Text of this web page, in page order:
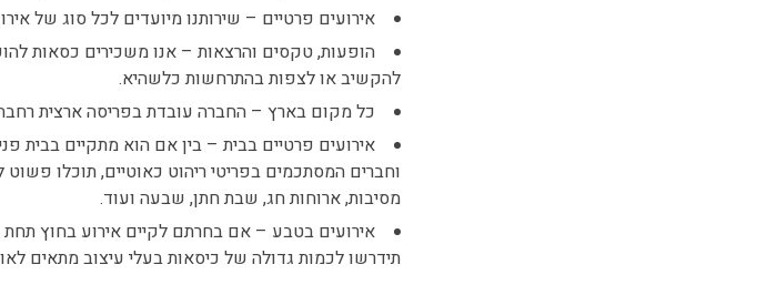
אירועים פרטיים – שירותנו מיועדים לכל סוג של
הופעות, טקסים והרצאות – אנו משכירים כסאות
להקשיב או לצפות בהתרחשות כלשהיא.
כל מקום בארץ – החברה עובדת בפריסה ארצית
אירועים פרטיים בבית – בין אם הוא מתקיים בבית
וחברים המסתכמים בפריטי ריהוט כאוטיים, תוכלו פשוט
מסיבות, ארוחות חג, שבת חתן, שבעה ועוד.
אירועים בטבע – אם בחרתם לקיים אירוע בחוץ
תידרשו לכמות גדולה של כיסאות בעלי עיצוב מתאים